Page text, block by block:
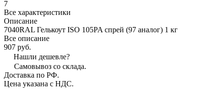
7
Все характеристики
Описание
7040RAL Гелькоут ISO 105PA спрей (97 аналог) 1 кг
Все описание
907 руб.
Нашли дешевле?
Самовывоз со склада.
Доставка по РФ.
Цена указана с НДС.